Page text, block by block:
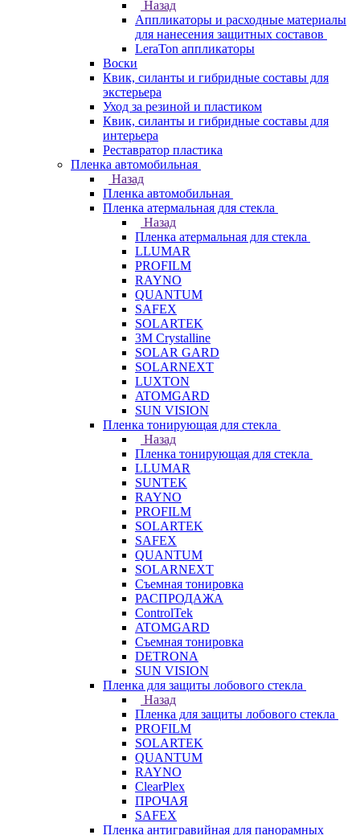
Назад
Аппликаторы и расходные материалы
для нанесения защитных составов
LeraTon аппликаторы
Воски
Квик, силанты и гибридные составы для
экстерьера
Уход за резиной и пластиком
Квик, силанты и гибридные составы для
интерьера
Реставратор пластика
Пленка автомобильная
Назад
Пленка автомобильная
Пленка атермальная для стекла
Назад
Пленка атермальная для стекла
LLUMAR
PROFILM
RAYNO
QUANTUM
SAFEX
SOLARTEK
3M Crystalline
SOLAR GARD
SOLARNEXT
LUXTON
ATOMGARD
SUN VISION
Пленка тонирующая для стекла
Назад
Пленка тонирующая для стекла
LLUMAR
SUNTEK
RAYNO
PROFILM
SOLARTEK
SAFEX
QUANTUM
SOLARNEXT
Съемная тонировка
РАСПРОДАЖА
ControlTek
ATOMGARD
Съемная тонировка
DETRONA
SUN VISION
Пленка для защиты лобового стекла
Назад
Пленка для защиты лобового стекла
PROFILM
SOLARTEK
QUANTUM
RAYNO
ClearPlex
ПРОЧАЯ
SAFEX
Пленка антигравийная для панорамных